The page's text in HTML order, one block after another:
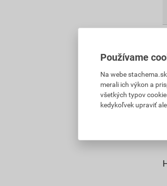
Používame
Na webe
merali ich výkon a
všetkých typov
kedykoľvek upraviť